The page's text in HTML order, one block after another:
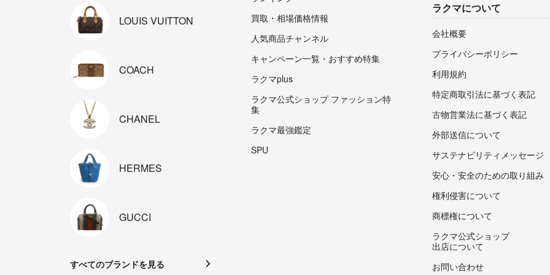
LOUIS VUITTON
COACH
CHANEL
HERMES
GUCCI
すべてのブランドを見る
買取・相場価格情報
人気商品チャンネル
キャンペーン一覧・おすすめ特集
ラクマplus
ラクマ公式ショップ ファッション特
集
ラクマ最強鑑定
SPU
ラクマについて
会社概要
プライバシーポリシー
利用規約
特定商取引法に基づく表記
古物営業法に基づく表記
外部送信について
サステナビリティメッセージ
安心・安全のための取り組み
権利侵害について
商標権について
ラクマ公式ショップ
出店について
お問い合わせ